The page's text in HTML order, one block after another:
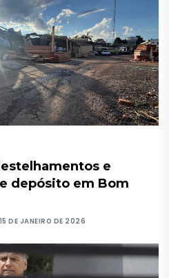
e
depósito em Bom
DE JANEIRO DE 2026